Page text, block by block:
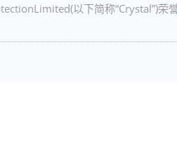
以下简称“Crystal”)荣